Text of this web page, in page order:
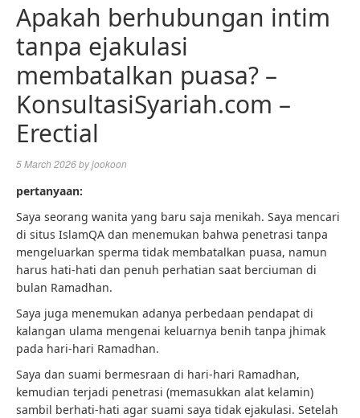
Apakah berhubungan intim
tanpa ejakulasi
membatalkan puasa? –
KonsultasiSyariah.com –
Erectial
5 March 2026byjookoon
pertanyaan:
Saya seorang wanita yang baru saja menikah. Saya mencari
di situs IslamQA dan menemukan bahwa penetrasi tanpa
mengeluarkan sperma tidak membatalkan puasa, namun
harus hati-hati dan penuh perhatian saat berciuman di
bulan Ramadhan.
Saya juga menemukan adanya perbedaan pendapat di
kalangan ulama mengenai keluarnya benih tanpa jhimak
pada hari-hari Ramadhan.
Saya dan suami bermesraan di hari-hari Ramadhan,
kemudian terjadi penetrasi (memasukkan alat kelamin)
sambil berhati-hati agar suami saya tidak ejakulasi. Setelah